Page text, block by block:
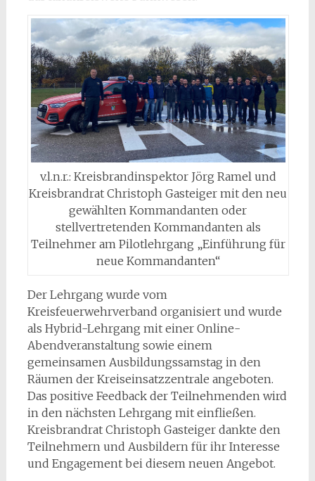
v.l.n.r.: Kreisbrandinspektor Jörg Ramel und
Kreisbrandrat Christoph Gasteiger mit den neu
gewählten Kommandanten oder
stellvertretenden Kommandanten als
Teilnehmer am Pilotlehrgang „Einführung für
neue Kommandanten“
Der Lehrgang wurde vom
Kreisfeuerwehrverband organisiert und wurde
als Hybrid-Lehrgang mit einer Online-
Abendveranstaltung sowie einem
gemeinsamen Ausbildungssamstag in den
Räumen der Kreiseinsatzzentrale angeboten.
Das positive Feedback der Teilnehmenden wird
in den nächsten Lehrgang mit einfließen.
Kreisbrandrat Christoph Gasteiger dankte den
Teilnehmern und Ausbildern für ihr Interesse
und Engagement bei diesem neuen Angebot.